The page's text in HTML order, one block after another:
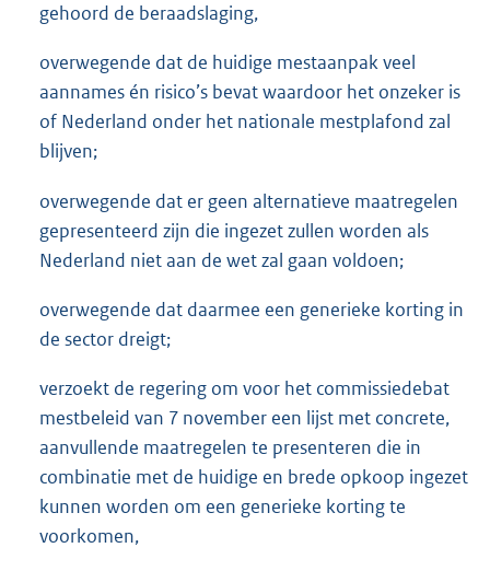
gehoord de beraadslaging,
overwegende dat de huidige mestaanpak veel
aannames én risico’s bevat waardoor het onzeker is
of Nederland onder het nationale mestplafond zal
blijven;
overwegende dat er geen alternatieve maatregelen
gepresenteerd zijn die ingezet zullen worden als
Nederland niet aan de wet zal gaan voldoen;
overwegende dat daarmee een generieke korting in
de sector dreigt;
verzoekt de regering om voor het commissiedebat
mestbeleid van 7 november een lijst met concrete,
aanvullende maatregelen te presenteren die in
combinatie met de huidige en brede opkoop ingezet
kunnen worden om een generieke korting te
voorkomen,